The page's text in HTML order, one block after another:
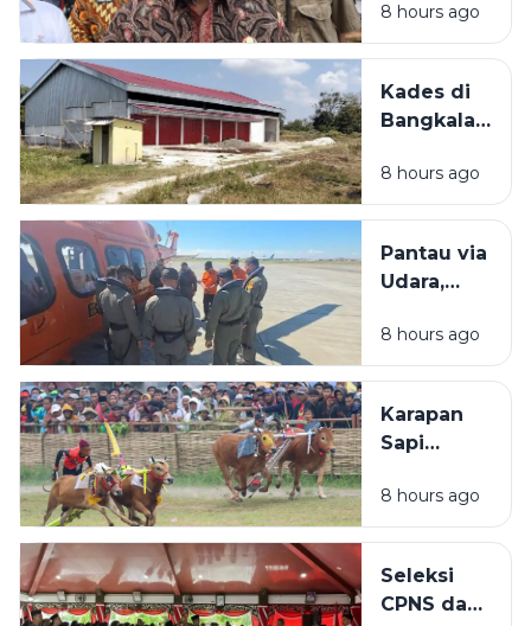
Dilaksanakan
Bangkalan,
Menyerap
Ribuan
8 hours ago
Kades di
Bangkalan
KDMP
Dibangun
Sawah: Itu
Dekat SD
8 hours ago
Pantau via
Udara,
Tak
Temukan
KM
Mutiara
di Perairan
Sumenep
8 hours ago
Karapan
Sapi
Sampang
2026 Akan
Lapangan
Prio
8 hours ago
Seleksi
CPNS dan